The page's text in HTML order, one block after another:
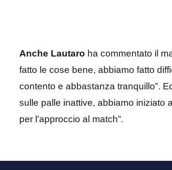
Anche Lautaro ha commentato il
fatto le cose bene, abbiamo fatto
contento e abbastanza tranquillo”.
sulle palle inattive, abbiamo iniziato
per l’approccio al match”.